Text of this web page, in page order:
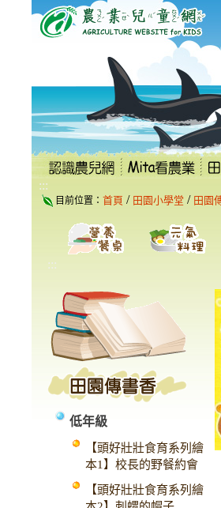
到
內
容
區
:::
目前位置： 首頁 / 田園小學堂 / 田園
:::
低年級
【頭好壯壯食育系列繪
本1】校長的野餐約會
【頭好壯壯食育系列繪